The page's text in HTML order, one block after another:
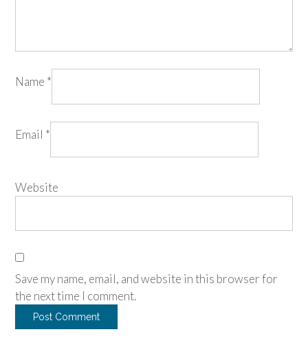
Name *
Email *
Website
Save my name, email, and website in this browser for
the next time I comment.